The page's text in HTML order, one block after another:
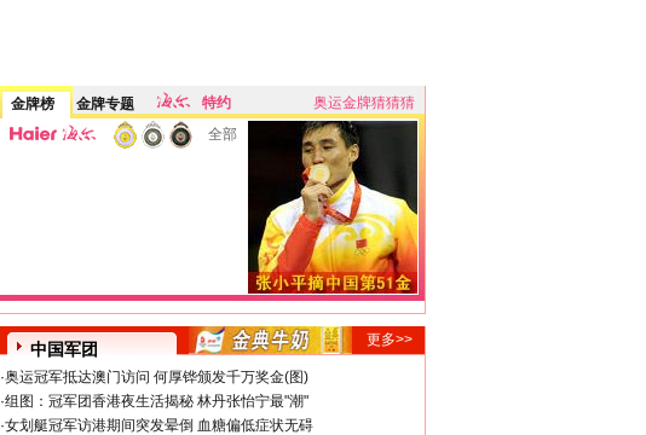
金牌榜 金牌专题 特约
奥运金牌猜猜猜
全部
中国军团
更多>>
·奥运冠军抵达澳门访问 何厚铧颁发千万奖金(图)
·组图：冠军团香港夜生活揭秘 林丹张怡宁最"潮"
·女划艇冠军访港期间突发晕倒 血糖偏低症状无碍